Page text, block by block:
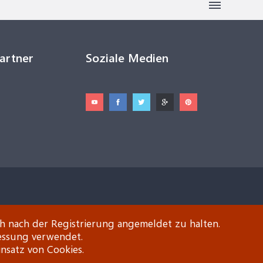
Soziale Medien
nach der Registrierung angemeldet zu halten.
verwendet.
von Cookies.